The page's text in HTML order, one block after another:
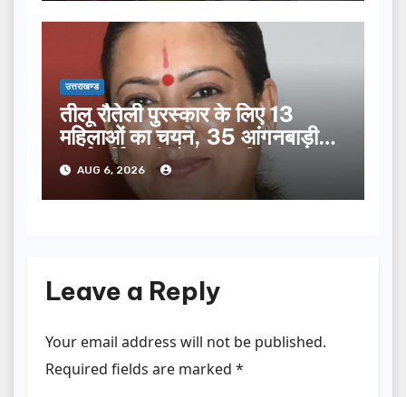
उत्तराखण्ड
तीलू रौतेली पुरस्कार के लिए 13
महिलाओं का चयन, 35 आंगनबाड़ी
कार्यकर्तियां भी होंगी सम्मानित…
AUG 6, 2026
Leave a Reply
Your email address will not be published.
Required fields are marked *